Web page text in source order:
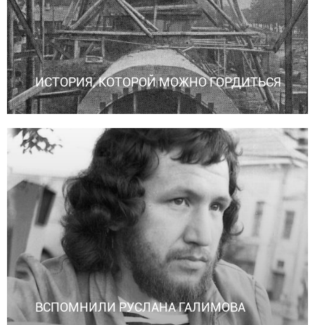
ИСТОРИЯ, КОТОРОЙ МОЖНО ГОРДИТЬСЯ
ВСПОМНИЛИ РУСЛАНА ГАЛИМОВА